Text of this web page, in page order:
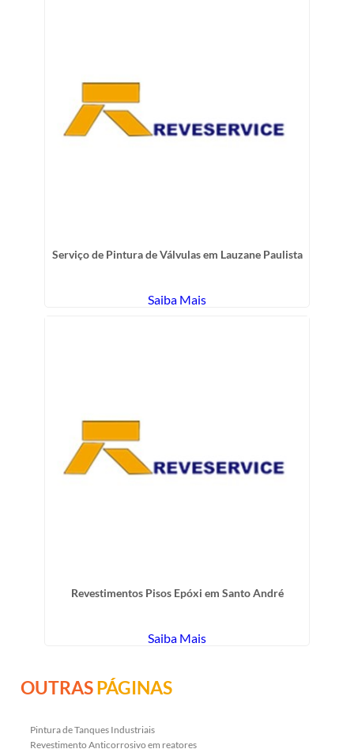
Serviço de Pintura de Válvulas em Lauzane Paulista
Saiba Mais
Revestimentos Pisos Epóxi em Santo André
Saiba Mais
OUTRASPÁGINAS
Pintura de Tanques Industriais
Revestimento Anticorrosivo em reatores